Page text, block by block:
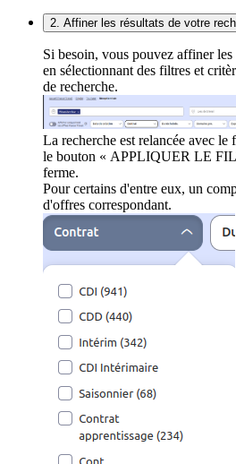
2. Affiner les résultats de votre
Si besoin, vous pouvez affiner
en sélectionnant des filtres et
de recherche.
La recherche est relancée avec
le bouton « APPLIQUER LE
ferme.
Pour certains d'entre eux, un
d'offres correspondant.